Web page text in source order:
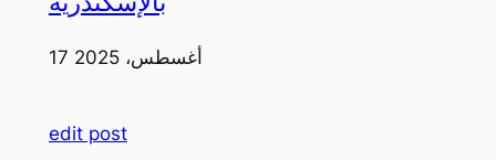
17 أغسطس، 2025
edit post